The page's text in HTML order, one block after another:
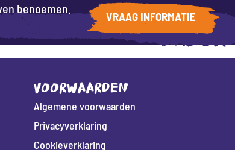
benoemen.
VRAAG INFORMATIE
VOORWAARDEN
Algemene voorwaarden
Privacyverklaring
Cookieverklaring